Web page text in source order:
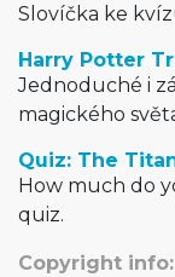
Slovíčka ke
Harry Potter
Jednoduché i
magického
Quiz: The
How much do
quiz.
Copyright info: